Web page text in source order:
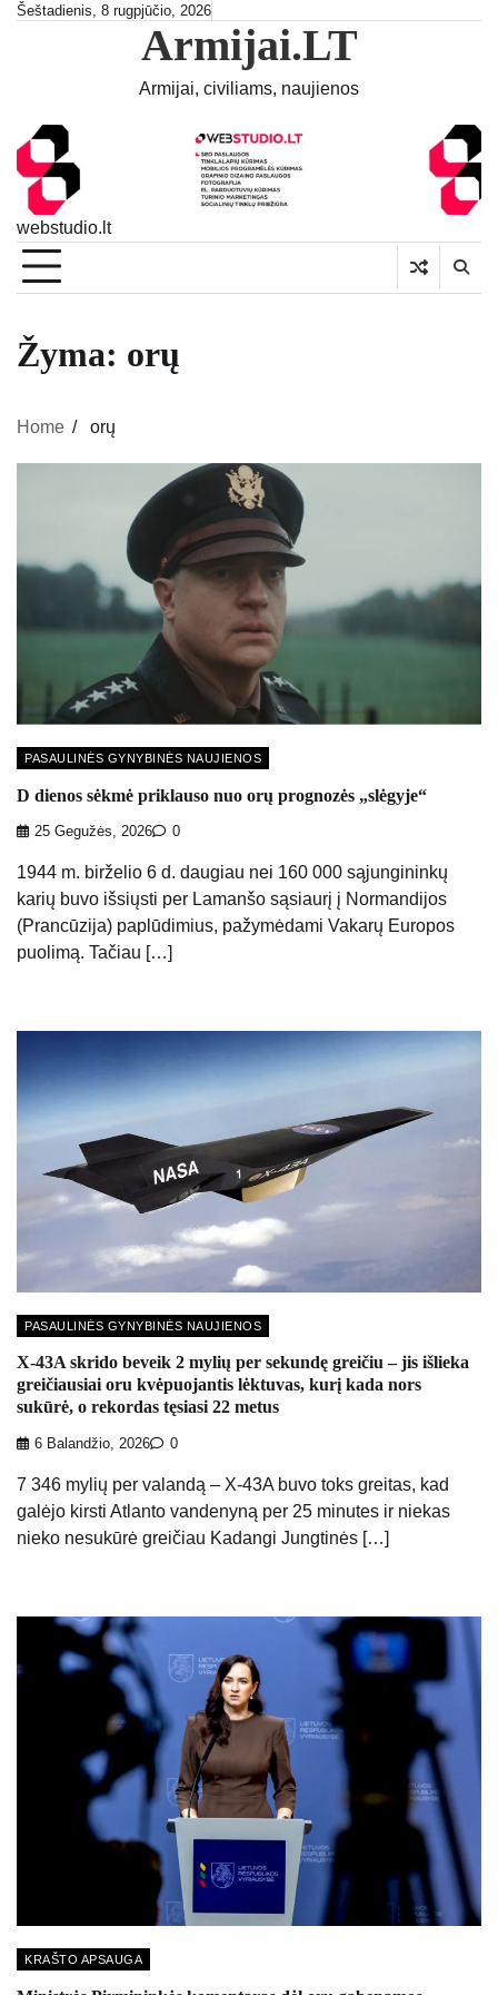
SkipŠeštadienis, 8 rugpjūčio, 2026
Armijai.LT
Armijai, civiliams, naujienos
webstudio.lt
Žyma: orų
Home orų
PASAULINĖS GYNYBINĖS NAUJIENOS
D dienos sėkmė priklauso nuo orų prognozės „slėgyje“
25 Gegužės, 2026 0
1944 m. birželio 6 d. daugiau nei 160 000 sąjungininkų
karių buvo išsiųsti per Lamanšo sąsiaurį į Normandijos
(Prancūzija) paplūdimius, pažymėdami Vakarų Europos
puolimą. Tačiau […]
PASAULINĖS GYNYBINĖS NAUJIENOS
X-43A skrido beveik 2 mylių per sekundę greičiu – jis išlieka
greičiausiai oru kvėpuojantis lėktuvas, kurį kada nors
sukūrė, o rekordas tęsiasi 22 metus
6 Balandžio, 2026 0
7 346 mylių per valandą – X-43A buvo toks greitas, kad
galėjo kirsti Atlanto vandenyną per 25 minutes ir niekas
nieko nesukūrė greičiau Kadangi Jungtinės […]
KRAŠTO APSAUGA